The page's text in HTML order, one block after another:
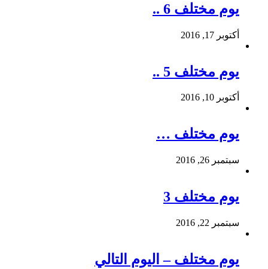
يوم مختلف 6 ..
أكتوبر 17, 2016
يوم مختلف 5 ..
أكتوبر 10, 2016
يوم مختلف …
سبتمبر 26, 2016
يوم مختلف 3
سبتمبر 22, 2016
يوم مختلف – اليوم التالي